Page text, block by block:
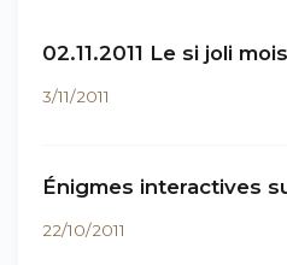
02.11.2011 Le si joli
3/11/2011
Énigmes interactives
22/10/2011